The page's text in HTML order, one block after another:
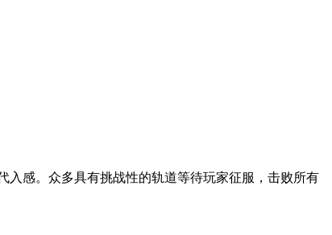
入感。众多具有挑战性的轨道等待玩家征服，击败所有